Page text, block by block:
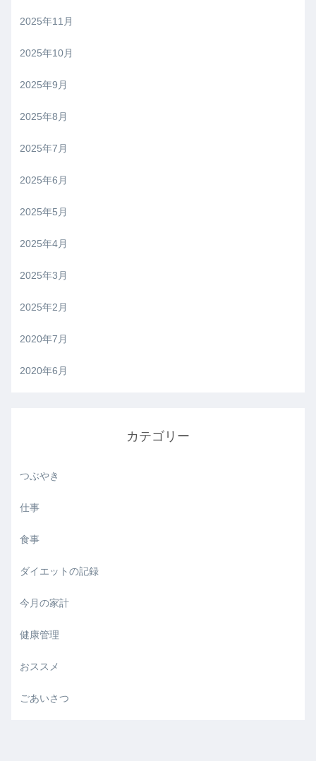
2025年11月
2025年10月
2025年9月
2025年8月
2025年7月
2025年6月
2025年5月
2025年4月
2025年3月
2025年2月
2020年7月
2020年6月
カテゴリー
つぶやき
仕事
食事
ダイエットの記録
今月の家計
健康管理
おススメ
ごあいさつ